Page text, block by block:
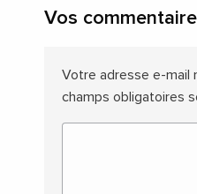
Vos
Votre adresse e-mail
champs obligatoires